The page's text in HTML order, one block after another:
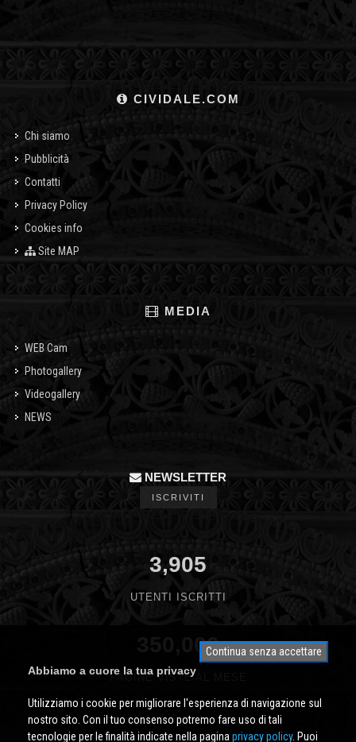
CIVIDALE.COM
Chi siamo
Pubblicità
Contatti
Privacy Policy
Cookies info
Site MAP
MEDIA
WEB Cam
Photogallery
Videogallery
NEWS
NEWSLETTER
ISCRIVITI
3,905
UTENTI ISCRITTI
350,000
PAGINE VISTE AL MESE
Continua senza accettare
Abbiamo a cuore la tua privacy
Utilizziamo i cookie per migliorare l'esperienza di navigazione sul
nostro sito. Con il tuo consenso potremo fare uso di tali
tecnologie per le finalità indicate nella pagina privacy policy. Puoi